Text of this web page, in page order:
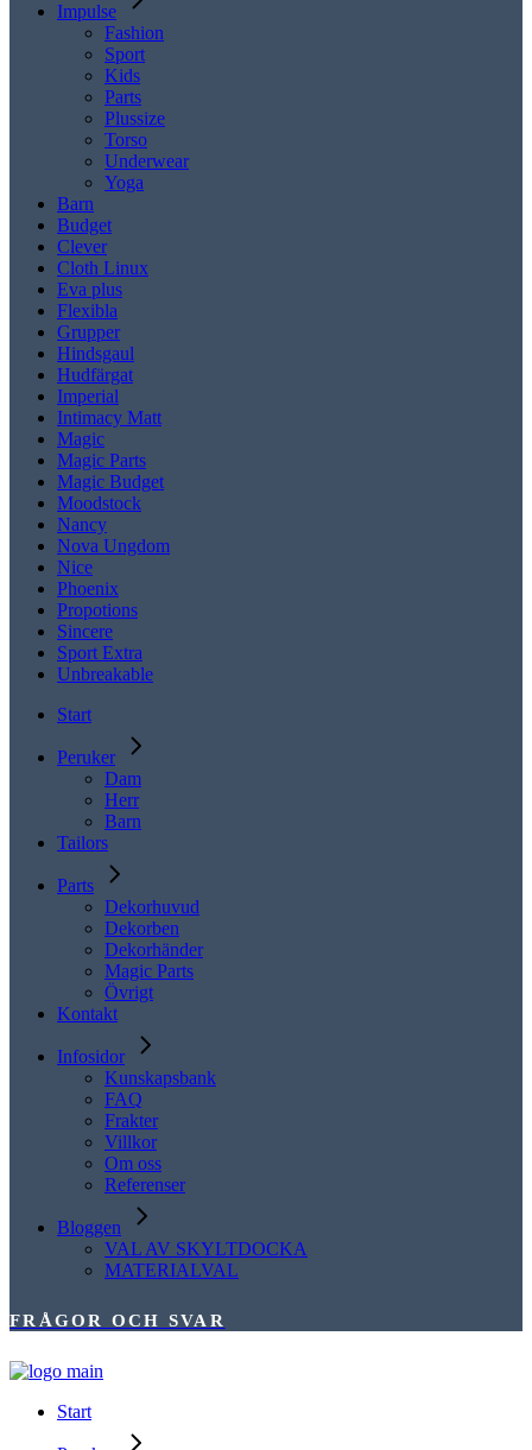
Impulse
Fashion
Sport
Kids
Parts
Plussize
Torso
Underwear
Yoga
Barn
Budget
Clever
Cloth Linux
Eva plus
Flexibla
Grupper
Hindsgaul
Hudfärgat
Imperial
Intimacy Matt
Magic
Magic Parts
Magic Budget
Moodstock
Nancy
Nova Ungdom
Nice
Phoenix
Propotions
Sincere
Sport Extra
Unbreakable
Start
Peruker
Dam
Herr
Barn
Tailors
Parts
Dekorhuvud
Dekorben
Dekorhänder
Magic Parts
Övrigt
Kontakt
Infosidor
Kunskapsbank
FAQ
Frakter
Villkor
Om oss
Referenser
Bloggen
VAL AV SKYLTDOCKA
MATERIALVAL
FRÅGOR OCH SVAR
Start